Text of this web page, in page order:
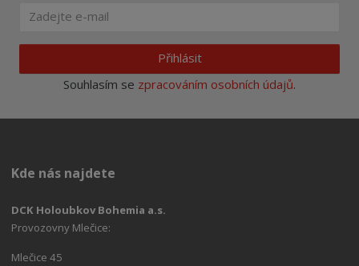
Přihlásit
Souhlasím se zpracováním osobních údajů.
Kde nás najdete
DCK Holoubkov Bohemia a.s.
Provozovny Mlečice:
Mlečice 45